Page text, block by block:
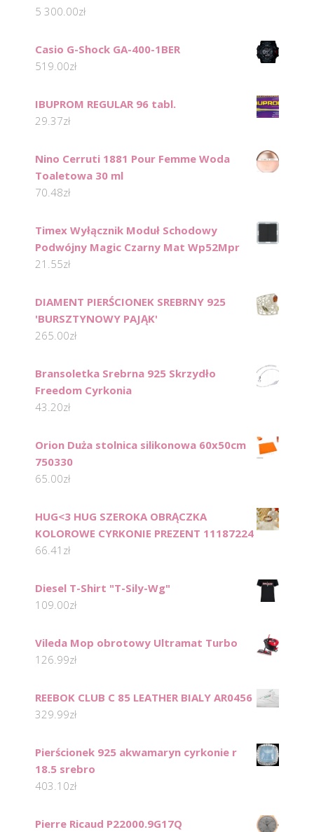
5 300.00zł
Casio G-Shock GA-400-1BER
519.00zł
IBUPROM REGULAR 96 tabl.
29.37zł
Nino Cerruti 1881 Pour Femme Woda
Toaletowa 30 ml
70.48zł
Timex Wyłącznik Moduł Schodowy
Podwójny Magic Czarny Mat Wp52Mpr
21.55zł
DIAMENT PIERŚCIONEK SREBRNY 925
'BURSZTYNOWY PAJĄK'
265.00zł
Bransoletka Srebrna 925 Skrzydło
Freedom Cyrkonia
43.20zł
Orion Duża stolnica silikonowa 60x50cm
750330
65.00zł
HUG<3 HUG SZEROKA OBRĄCZKA
KOLOROWE CYRKONIE PREZENT 11187224
66.41 zł
Diesel T-Shirt "T-Sily-Wg"
109.00zł
Vileda Mop obrotowy Ultramat Turbo
126.99zł
REEBOK CLUB C 85 LEATHER BIALY AR0456
329.99zł
Pierścionek 925 akwamaryn cyrkonie r
18.5 srebro
403.10zł
Pierre Ricaud P22000.9G17Q